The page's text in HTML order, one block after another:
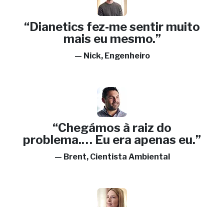
“Dianetics fez‑me sentir muito
mais eu mesmo.”
— Nick, Engenheiro
“Chegámos à raiz do
problema.… Eu era apenas eu.”
— Brent, Cientista Ambiental